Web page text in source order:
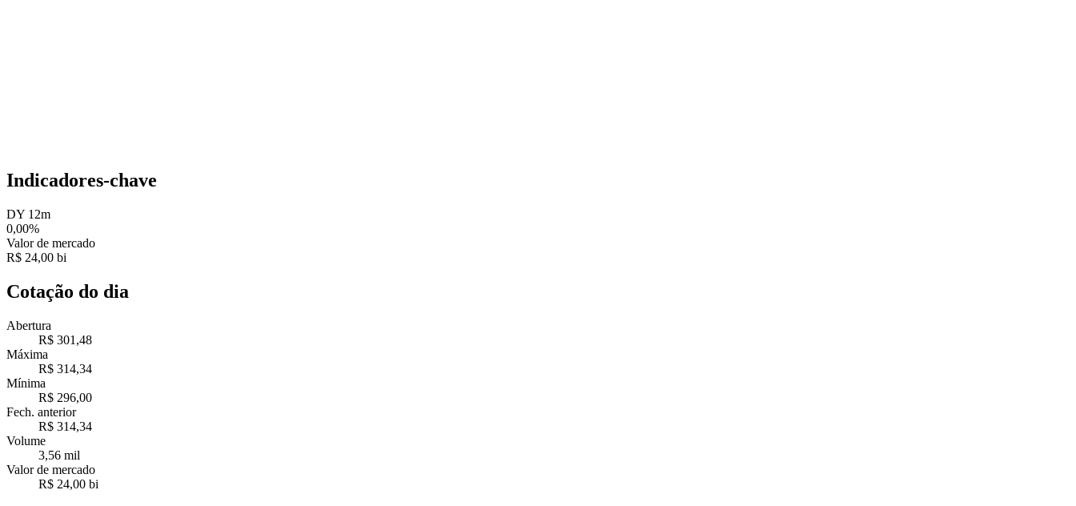
Indicadores-chave
DY 12m
0,00%
Valor de mercado
R$ 24,00 bi
Cotação do dia
Abertura
R$ 301,48
Máxima
R$ 314,34
Mínima
R$ 296,00
Fech. anterior
R$ 314,34
Volume
3,56 mil
Valor de mercado
R$ 24,00 bi